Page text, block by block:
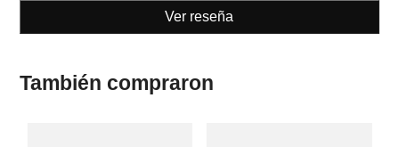
Ver reseña
También compraron